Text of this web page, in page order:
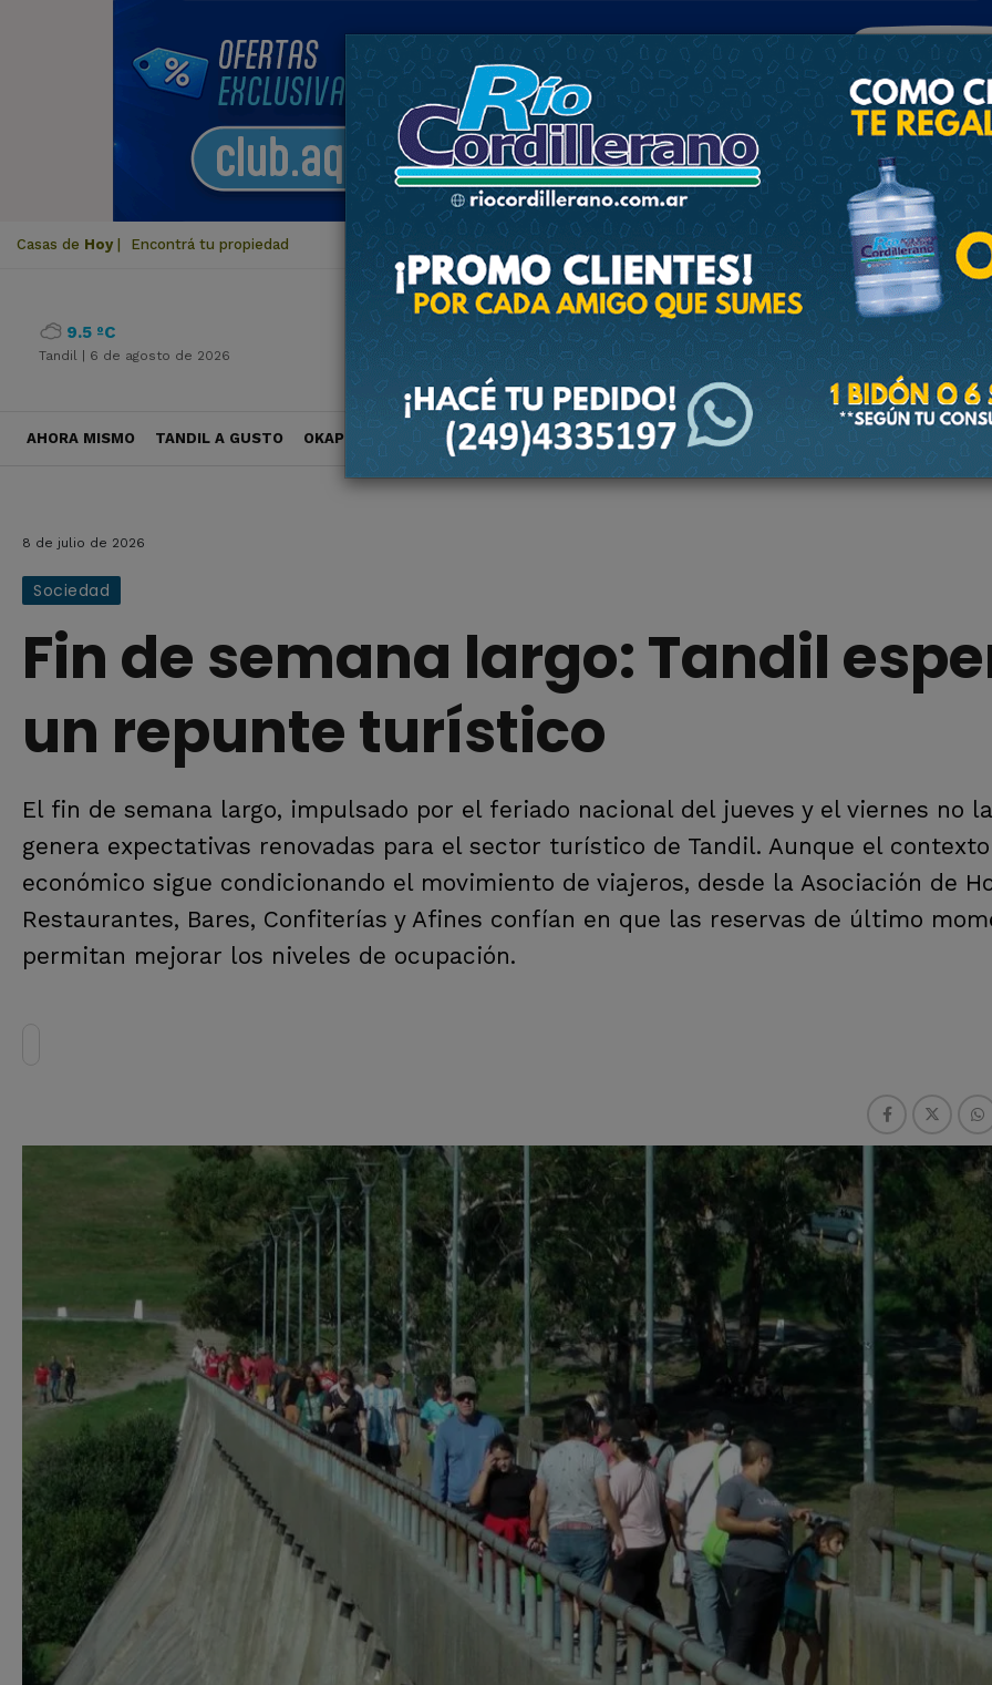
Casas de Hoy Encontrá tu propiedad
9.5 ºC
Tandil | 6 de agosto de 2026
AHORA MISMO TANDIL A GUSTO OKAPI VIAJES POLÍTICA POLICIALES DEPORTES SOCIEDAD NACIONALES
8 de julio de 2026
Sociedad
Fin de semana largo: Tandil
un repunte turístico
El fin de semana largo, impulsado por el feriado nacional del jueves y el viernes no
genera expectativas renovadas para el sector turístico de Tandil. Aunque el contexto
económico sigue condicionando el movimiento de viajeros, desde la Asociación de
Restaurantes, Bares, Confiterías y Afines confían en que las reservas de último
permitan mejorar los niveles de ocupación.